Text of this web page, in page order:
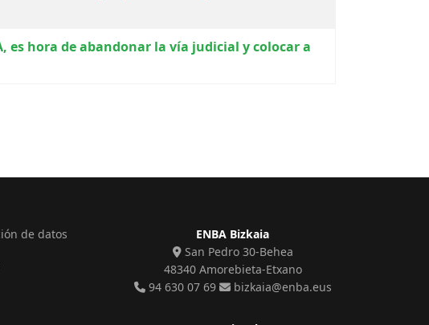
es hora de abandonar la vía judicial y colocar a
de datos
ENBA Bizkaia
San Pedro 30-Behea
48340 Amorebieta-Etxano
94 630 07 69
bizkaia@enba.eus